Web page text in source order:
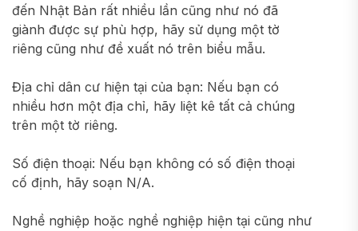
đến Nhật Bản rất nhiều lần cũng như nó đã
giành được sự phù hợp, hãy sử dụng một tờ
riêng cũng như đề xuất nó trên biểu mẫu.
Địa chỉ dân cư hiện tại của bạn: Nếu bạn có
nhiều hơn một địa chỉ, hãy liệt kê tất cả chúng
trên một tờ riêng.
Số điện thoại: Nếu bạn không có số điện thoại
cố định, hãy soạn N/A.
Nghề nghiệp hoặc nghề nghiệp hiện tại cũng như